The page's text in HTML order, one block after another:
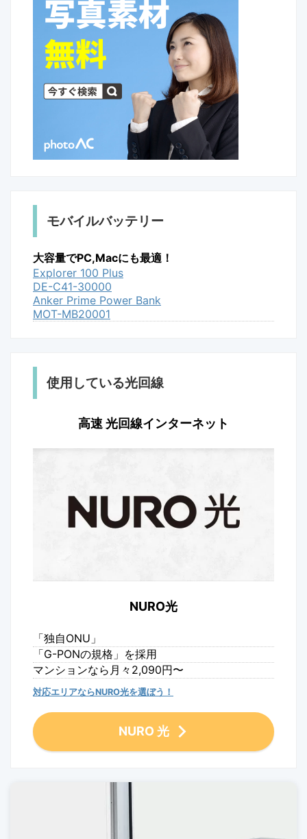
モバイルバッテリー
大容量でPC,Macにも最適！
Explorer 100 Plus
DE-C41-30000
Anker Prime Power Bank
MOT-MB20001
使用している光回線
高速 光回線インターネット
NURO光
「独自ONU」
「G-PONの規格」を採用
マンションなら月々2,090円〜
対応エリアならNURO光を選ぼう！
NURO 光